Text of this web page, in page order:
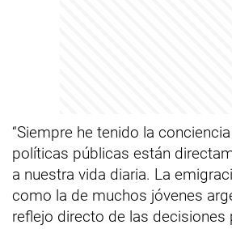
“Siempre he tenido la
políticas públicas están
a nuestra vida diaria. La
como la de muchos jóvenes
reflejo directo de las decisiones